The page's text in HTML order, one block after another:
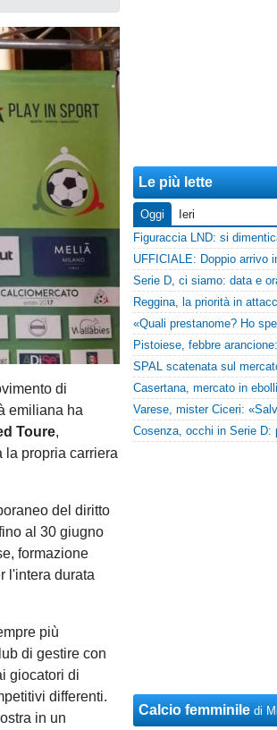
di
emiliana ha
Toure,
la propria carriera
del diritto
al 30 giugno
formazione
l'intera durata
più
di gestire con
giocatori di
differenti.
in un
Le più lette
Oggi
Ieri
UFFICIALE: Doppio arrivo
Calcio femminile di